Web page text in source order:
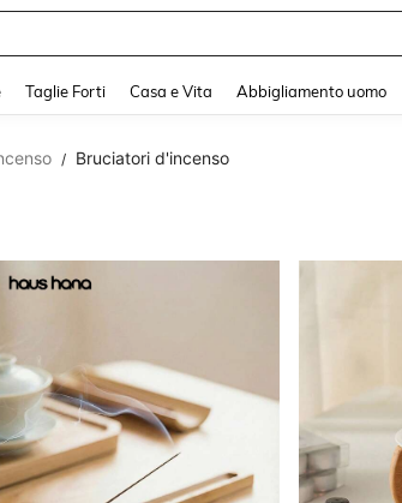
Taglie Forti Casa e Vita Abbigliamento uomo
/ Bruciatori d'incenso